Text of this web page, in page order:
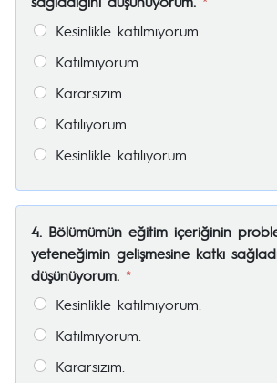
Kesinlikle katılmıyorum.
Katılmıyorum.
Kararsızım.
Katılıyorum.
Kesinlikle katılıyorum.
4. Bölümümün eğitim içeriğinin
yeteneğimin gelişmesine katkı
düşünüyorum. *
Kesinlikle katılmıyorum.
Katılmıyorum.
Kararsızım.